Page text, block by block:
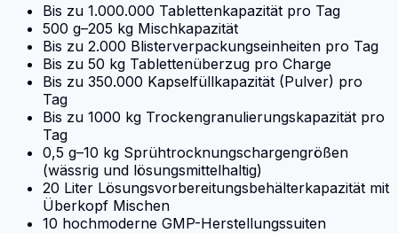
Bis zu 1.000.000 Tablettenkapazität pro Tag
500 g–205 kg Mischkapazität
Bis zu 2.000 Blisterverpackungseinheiten pro Tag
Bis zu 50 kg Tablettenüberzug pro Charge
Bis zu 350.000 Kapselfüllkapazität (Pulver) pro
Tag
Bis zu 1000 kg Trockengranulierungskapazität pro
Tag
0,5 g–10 kg Sprühtrocknungschargengrößen
(wässrig und lösungsmittelhaltig)
20 Liter Lösungsvorbereitungsbehälterkapazität mit
Überkopf Mischen
10 hochmoderne GMP-Herstellungssuiten